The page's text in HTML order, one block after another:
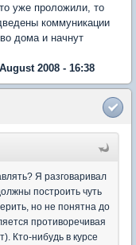
уже проложили, то
коммуникации
дома и начнут
2008 - 16:38
Я разговаривал
построить чуть
но не понятна до
противоречивая
Кто-нибудь в курсе